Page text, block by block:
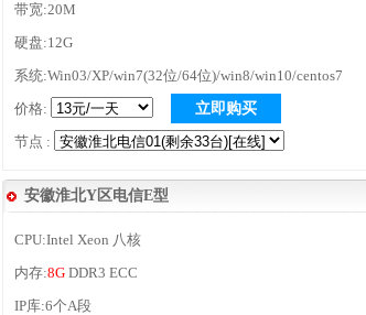
带宽:20M
硬盘:12G
系统:Win03/XP/win7(32位/64位)/win8/win10/centos7
价格:
立即购买
节点 :
安徽淮北Y区电信E型
CPU:Intel Xeon 八核
内存:8G DDR3 ECC
IP库:6个A段